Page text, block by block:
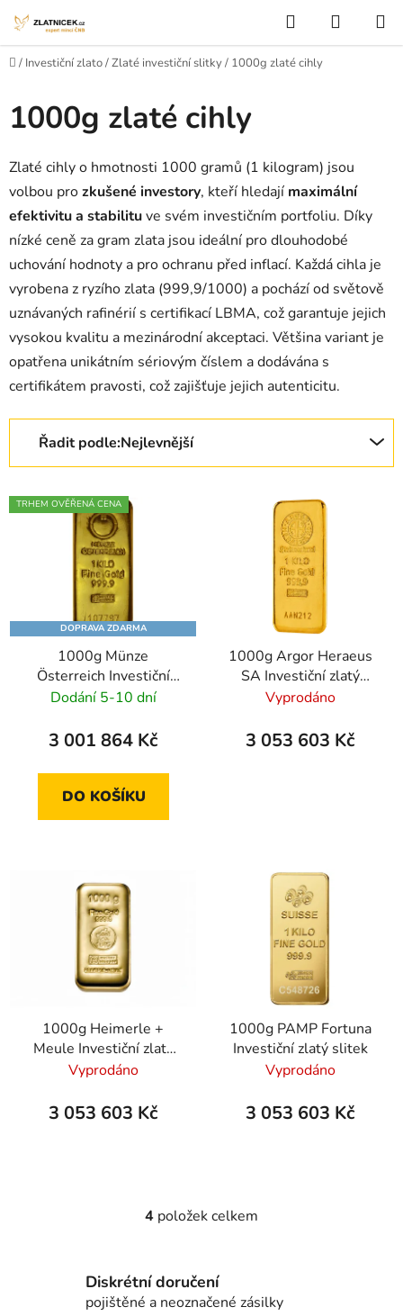
Hledat
Domů
/ Investiční zlato/Zlaté investiční slitky/ 1000g zlaté cihly
1000g zlaté cihly
Zlaté cihly o hmotnosti 1000 gramů (1 kilogram) jsou
volbou prozkušené investory, kteří hledají maximální
efektivitu a stabilituve svém investičním portfoliu. Díky
nízké ceně za gram zlata jsou ideální pro dlouhodobé
uchování hodnoty a pro ochranu před inflací. Každá cihla je
vyrobena z ryzího zlata (999,9/1000) a pochází od světově
uznávaných rafinérií s certifikací LBMA, což garantuje jejich
vysokou kvalitu a mezinárodní akceptaci. Většina variant je
opatřena unikátním sériovým číslem a dodávána s
certifikátem pravosti, což zajišťuje jejich autenticitu.
Řazení produktů
Řadit podle:Nejlevnější
Výpis produktů
TRHEM OVĚŘENÁ CENA
DOPRAVA ZDARMA
1000g Münze
Österreich Investiční
zlatý slitek
Dodání 5-10 dní
3 001 864 Kč
DO KOŠÍKU
1000g Argor Heraeus
SA Investiční zlatý
slitek - litý
Vyprodáno
3 053 603 Kč
1000g Heimerle +
Meule Investiční zlatý
slitek - litý
Vyprodáno
3 053 603 Kč
1000g PAMP Fortuna
Investiční zlatý slitek
Vyprodáno
3 053 603 Kč
Ovládací prvky výpisu
4 položek celkem
Diskrétní doručení
pojištěné a neoznačené zásilky